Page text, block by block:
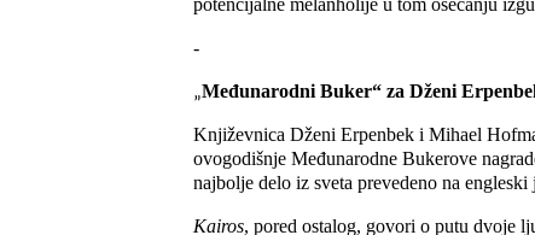
potencijalne melanholije u tom osećanju
-
„Međunarodni Buker“ za Dženi
Književnica Dženi Erpenbek i Mihael
ovogodišnje Međunarodne Bukerove
najbolje delo iz sveta prevedeno na
Kairos, pored ostalog, govori o putu dvoje